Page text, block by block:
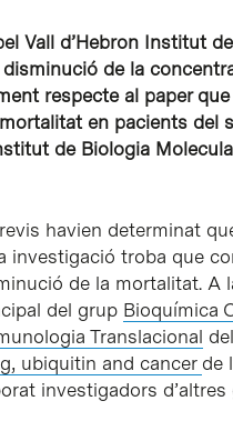
Vall d’Hebron Institut
de la
respecte al paper
en pacients del
de Biologia
havien determinat
investigació troba que
de la mortalitat. A
del grup Bioquímica
Translacional
ubiquitin and cancer de
investigadors